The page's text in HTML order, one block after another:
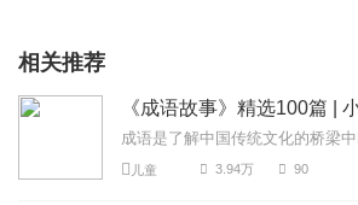
相关推荐
儿童 3.94万 90